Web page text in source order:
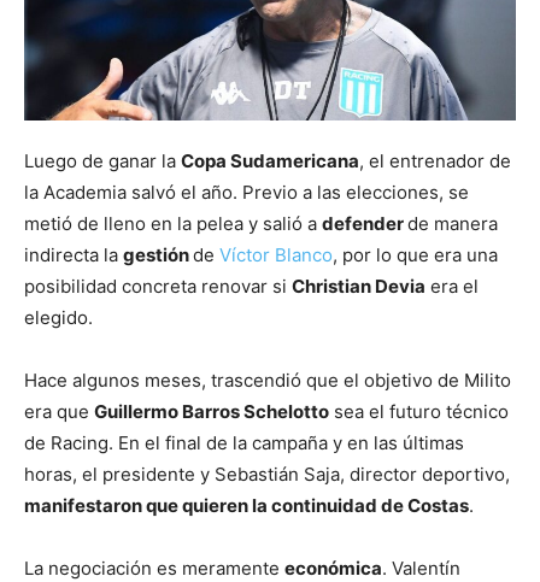
Luego de ganar la Copa Sudamericana, el entrenador de
la Academia salvó el año. Previo a las elecciones, se
metió de lleno en la pelea y salió a defenderde manera
indirecta la gestiónde Víctor Blanco, por lo que era una
posibilidad concreta renovar si Christian Devia era el
elegido.
Hace algunos meses, trascendió que el objetivo de Milito
era que Guillermo Barros Schelotto sea el futuro técnico
de Racing. En el final de la campaña y en las últimas
horas, el presidente y Sebastián Saja, director deportivo,
manifestaron que quieren la continuidad de Costas.
La negociación es meramente económica. Valentín